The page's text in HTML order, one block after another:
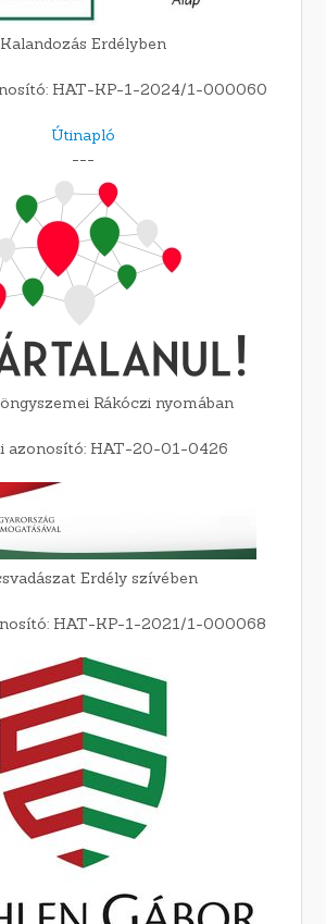
Kalandozás Erdélyben
HAT-KP-1-2024/1-000060
Útinapló
---
Rákóczi nyomában
azonosító: HAT-20-01-0426
Erdély szívében
HAT-KP-1-2021/1-000068